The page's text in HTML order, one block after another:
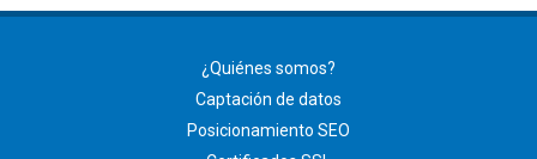
¿Quiénes somos?
Captación de datos
Posicionamiento SEO